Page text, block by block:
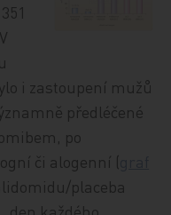
i zastoupení mužů
předléčené
po
či alogenní (
placeba
den každého